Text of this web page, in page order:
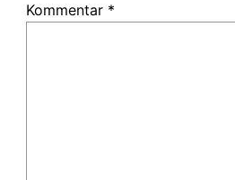
Kommentar *